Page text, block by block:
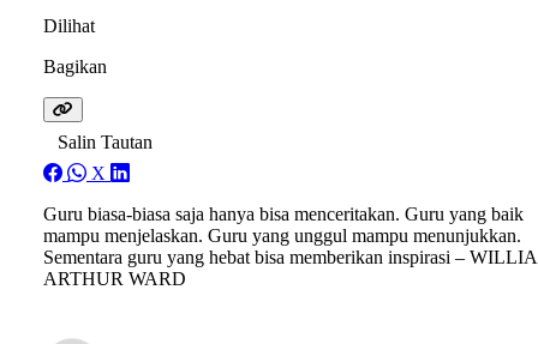
Dilihat
Bagikan
Salin Tautan
X
Guru biasa-biasa saja hanya bisa menceritakan. Guru yang baik
mampu menjelaskan. Guru yang unggul mampu menunjukkan.
Sementara guru yang hebat bisa memberikan inspirasi –
ARTHUR WARD